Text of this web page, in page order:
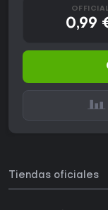
0,99
Tiendas oficiales